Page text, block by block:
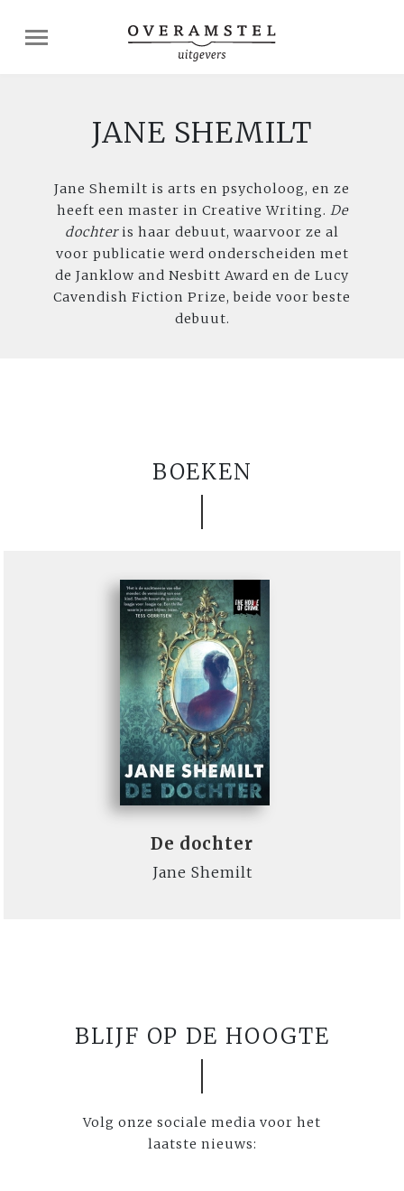
JANE SHEMILT
Jane Shemilt is arts en psycholoog, en ze
heeft een master in Creative Writing. De
dochteris haar debuut, waarvoor ze al
voor publicatie werd onderscheiden met
de Janklow and Nesbitt Award en de Lucy
Cavendish Fiction Prize, beide voor beste
debuut.
BOEKEN
De dochter
Jane Shemilt
BLIJF OP DE HOOGTE
Volg onze sociale media voor het
laatste nieuws: